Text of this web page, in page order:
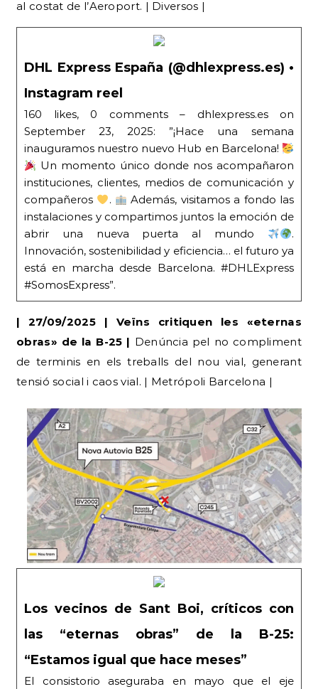
DHL Express España (@dhlexpress.es) •
160 likes, 0 comments – dhlexpress.es on
inauguramos nuestro nuevo Hub en Barcelona!
Un momento único donde nos acompañaron
instituciones, clientes, medios de comunicación y
compañeros
.
Además, visitamos a fondo las
instalaciones y compartimos juntos la emoción de
abrir una nueva puerta al mundo
.
Innovación, sostenibilidad y eficiencia… el futuro ya
está en marcha desde Barcelona. #DHLExpress
#SomosExpress”.
| 27/09/2025 | Veïns critiquen les «eternas
obras» de la B-25 |
tensió social i caos vial. | Metrópoli Barcelona |
Los vecinos de Sant Boi, críticos con
las “eternas obras” de la B-25:
“Estamos igual que hace meses”
El consistorio aseguraba en mayo que el eje
cortes, desvíos y retenciones siguen marcando el
día a día en la ciudad